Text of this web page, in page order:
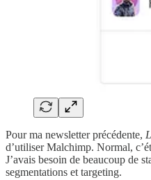
Pour ma newsletter précédente,
d’utiliser Malchimp. Normal,
J’avais besoin de beaucoup de
segmentations et targeting.